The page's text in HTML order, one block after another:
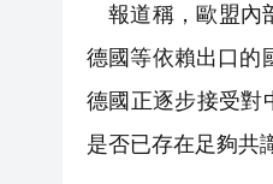
報道稱，歐盟內
德國等依賴出口的
德國正逐步接受對
是否已存在足夠共